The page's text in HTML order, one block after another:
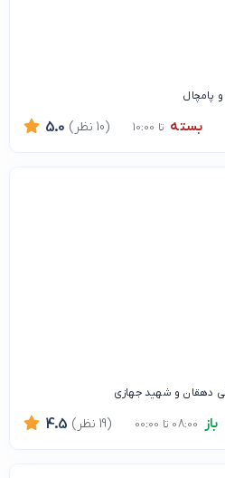
پامچال
بسته تا 10:00 5.0 (10 نظر)
دهقان و شهید جهازی
باز 4.5 (19 نظر)